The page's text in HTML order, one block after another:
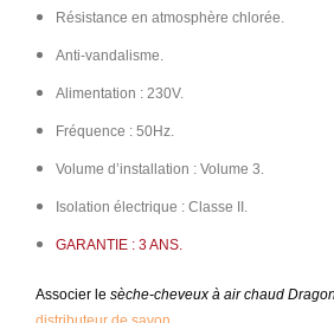
Résistance en atmosphère chlorée.
Anti-vandalisme.
Alimentation : 230V.
Fréquence : 50Hz.
Volume d’installation : Volume 3.
Isolation électrique : Classe II.
GARANTIE : 3 ANS.
Associer le sèche-cheveux à air chaud